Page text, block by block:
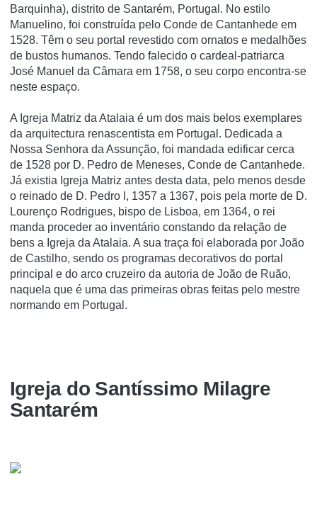
Barquinha), distrito de Santarém, Portugal. No estilo
Manuelino, foi construí­da pelo Conde de Cantanhede em
1528. Têm o seu portal revestido com ornatos e medalhões
de bustos humanos. Tendo falecido o cardeal-patriarca
José Manuel da Câmara em 1758, o seu corpo encontra-se
neste espaço.
A Igreja Matriz da Atalaia é um dos mais belos exemplares
da arquitectura renascentista em Portugal. Dedicada a
Nossa Senhora da Assunção, foi mandada edificar cerca
de 1528 por D. Pedro de Meneses, Conde de Cantanhede.
Já existia Igreja Matriz antes desta data, pelo menos desde
o reinado de D. Pedro I, 1357 a 1367, pois pela morte de D.
Lourenço Rodrigues, bispo de Lisboa, em 1364, o rei
manda proceder ao inventário constando da relação de
bens a Igreja da Atalaia. A sua traça foi elaborada por João
de Castilho, sendo os programas decorativos do portal
principal e do arco cruzeiro da autoria de João de Ruão,
naquela que é uma das primeiras obras feitas pelo mestre
normando em Portugal.
Igreja do Santí­ssimo Milagre
Santarém